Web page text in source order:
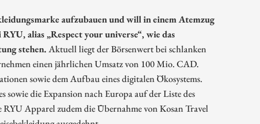
aufzubauen und will in einem Atemzug
alias „Respect your universe“, wie das
stehen. Aktuell liegt der Börsenwert bei schlanken
einen jährlichen Umsatz von 100 Mio. CAD.
sowie dem Aufbau eines digitalen Ökosystems.
sowie die Expansion nach Europa auf der Liste des
Apparel zudem die Übernahme von Kosan Travel